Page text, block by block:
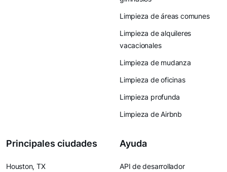
Limpieza de áreas comunes
Limpieza de alquileres
vacacionales
Limpieza de mudanza
Limpieza de oficinas
Limpieza profunda
Limpieza de Airbnb
Principales ciudades
Houston, TX
Ayuda
API de desarrollador